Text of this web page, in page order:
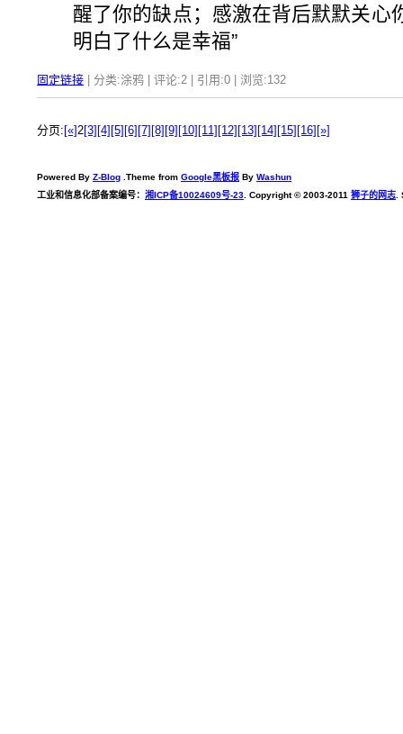
醒了你的缺点；感激在背后默默关心
明白了什么是幸福”
固定链接 | 分类:涂鸦 | 评论:2 | 引用:0 | 浏览:132
分页: [«]2[3] [4] [5] [6] [7] [8] [9] [10] [11] [12] [13] [14] [15] [16] [»]
Powered By Z-Blog .Theme from Google黑板报 By Washun
工业和信息化部备案编号： 湘ICP备10024609号-23 . Copyright © 2003-2011 狮子的网志